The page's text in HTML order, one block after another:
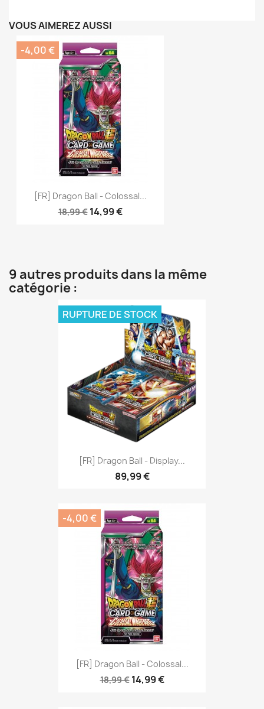
VOUS AIMEREZ AUSSI
[FR] Dragon Ball - Colossal...
18,99 € 14,99 €
-4,00 €
9 autres produits dans la même
catégorie :
[FR] Dragon Ball - Display...
89,99 €
RUPTURE DE STOCK
[FR] Dragon Ball - Colossal...
18,99 € 14,99 €
-4,00 €